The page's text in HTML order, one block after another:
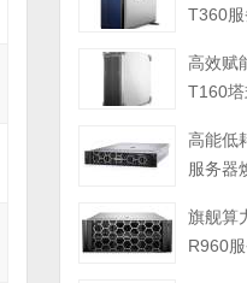
T360
高效赋
T160
高能低
服务器
旗舰算
R960